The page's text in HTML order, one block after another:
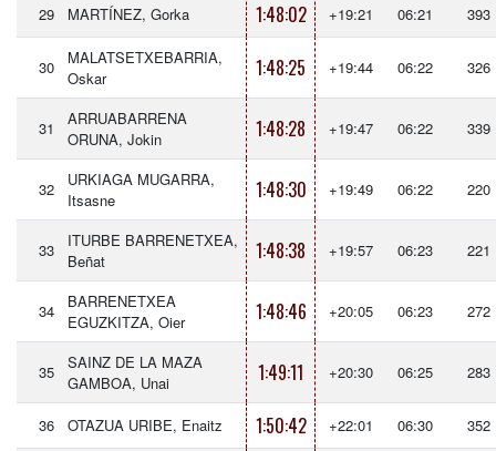
29 MARTÍNEZ, Gorka 1:48:02 +19:21 06:21 393
30
MALATSETXEBARRIA,
Oskar
1:48:25 +19:44 06:22 326
31
ARRUABARRENA
ORUNA, Jokin
1:48:28 +19:47 06:22 339
32
URKIAGA MUGARRA,
Itsasne
1:48:30 +19:49 06:22 220
33
ITURBE BARRENETXEA,
Beñat
1:48:38 +19:57 06:23 221
34
BARRENETXEA
EGUZKITZA, Oier
1:48:46 +20:05 06:23 272
35
SAINZ DE LA MAZA
GAMBOA, Unai
1:49:11 +20:30 06:25 283
36 OTAZUA URIBE, Enaitz 1:50:42 +22:01 06:30 352